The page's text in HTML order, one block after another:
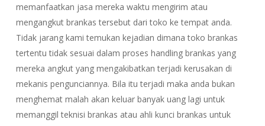
memanfaatkan jasa mereka waktu mengirim atau
mengangkut brankas tersebut dari toko ke tempat anda.
Tidak jarang kami temukan kejadian dimana toko brankas
tertentu tidak sesuai dalam proses handling brankas yang
mereka angkut yang mengakibatkan terjadi kerusakan di
mekanis pengunciannya. Bila itu terjadi maka anda bukan
menghemat malah akan keluar banyak uang lagi untuk
memanggil teknisi brankas atau ahli kunci brankas untuk